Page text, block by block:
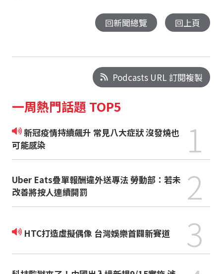
回新聞總覽 回上頁
Podcasts URL 訂閱複製
一周熱門話題 TOP5
新冠疫情持續飆升 常見八大症狀 沒發燒也
可能感染
1
Uber Eats疊單報酬違外送專法 勞動部：若未
改善將按人連續開罰
2
HTC打造虛擬偶像 台灣娛樂首闢新賽道 3